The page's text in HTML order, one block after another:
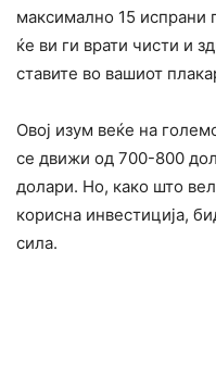
максимално 15 испрани
ќе ви ги врати чисти и
ставите во вашиот
Овој изум веќе на
се движи од 700-800
долари. Но, како што
корисна инвестиција,
сила.